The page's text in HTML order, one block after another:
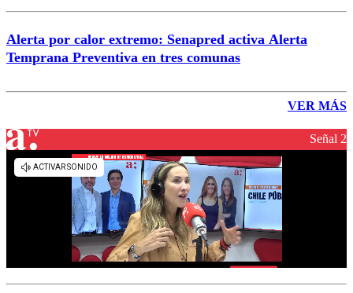
Alerta por calor extremo: Senapred activa Alerta
Temprana Preventiva en tres comunas
VER MÁS
Señal 2